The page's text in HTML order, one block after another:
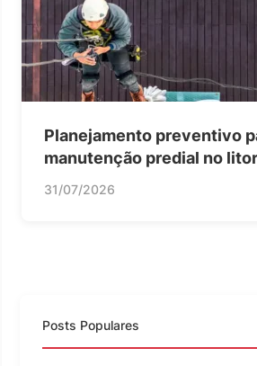
Planejamento preventivo
manutenção predial no
31/07/2026
Posts Populares